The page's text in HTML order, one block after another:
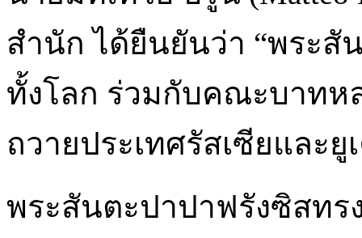
สำนัก ได้ยืนยันว่า “พระสั
ทั้งโลก ร่วมกับคณะบาทห
ถวายประเทศรัสเซียและ
พระสันตะปาปาฟรังซิสทร